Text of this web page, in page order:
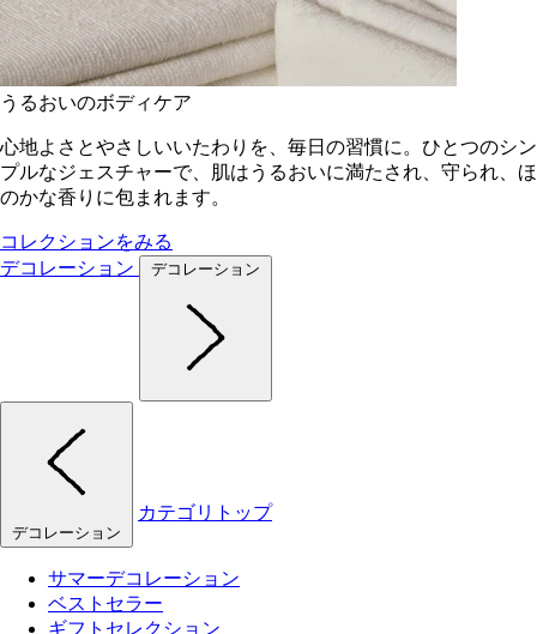
うるおいのボディケア
心地よさとやさしいいたわりを、毎日の習慣に。ひとつのシン
プルなジェスチャーで、肌はうるおいに満たされ、守られ、ほ
のかな香りに包まれます。
コレクションをみる
デコレーション
デコレーション
デコレーション
カテゴリトップ
サマーデコレーション
ベストセラー
ギフトセレクション